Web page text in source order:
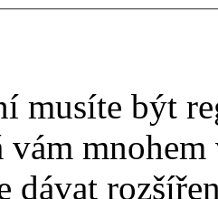
musíte být
vám
dávat